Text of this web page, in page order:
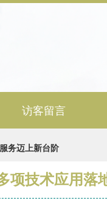
访客留言
务迈上新台阶
项技术应用落